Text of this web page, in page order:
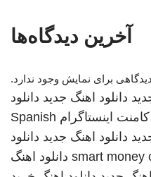
آخرین دیدگاه‌ها
دیدگاهی برای نمایش وجود ندارد.
دانلود اهنگ جدید دانلود
اینستاگرام Spanish
دانلود اهنگ جدید دانلود
smart money دانلود اهنگ